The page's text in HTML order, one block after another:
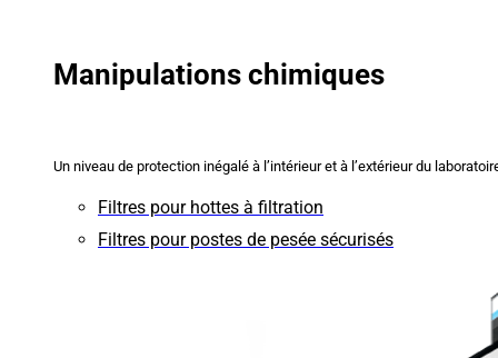
Manipulations chimiques
Un niveau de protection inégalé à l’intérieur et à l’extérieur du
Filtres pour hottes à filtration
Filtres pour postes de pesée sécurisés